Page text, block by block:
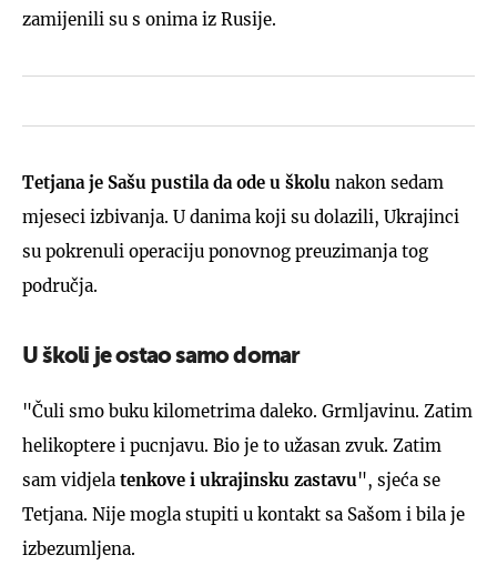
zamijenili su s onima iz Rusije.
Tetjana je Sašu pustila da ode u školu nakon sedam
mjeseci izbivanja. U danima koji su dolazili, Ukrajinci
su pokrenuli operaciju ponovnog preuzimanja tog
područja.
U školi je ostao samo domar
"Čuli smo buku kilometrima daleko. Grmljavinu. Zatim
helikoptere i pucnjavu. Bio je to užasan zvuk. Zatim
sam vidjela tenkove i ukrajinsku zastavu", sjeća se
Tetjana. Nije mogla stupiti u kontakt sa Sašom i bila je
izbezumljena.